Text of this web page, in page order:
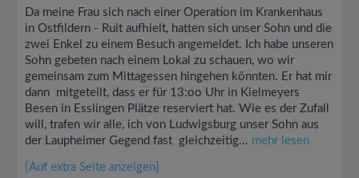
Da meine Frau sich nach einer Operation im Krankenhaus
in Ostfildern - Ruit aufhielt, hatten sich unser Sohn und die
zwei Enkel zu einem Besuch angemeldet. Ich habe unseren
Sohn gebeten nach einem Lokal zu schauen, wo wir
gemeinsam zum Mittagessen hingehen könnten. Er hat mir
dann mitgeteilt, dass er für 13:oo Uhr in Kielmeyers
Besen in Esslingen Plätze reserviert hat. Wie es der Zufall
will, trafen wir alle, ich von Ludwigsburg unser Sohn aus
der Laupheimer Gegend fast gleichzeitig... mehr lesen
[Auf extra Seite anzeigen]